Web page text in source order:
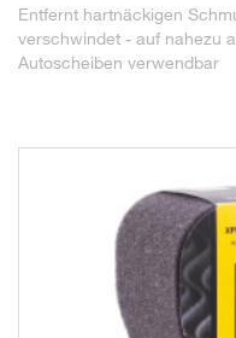
Entfernt hartnäckigen
verschwindet - auf nahezu
Autoscheiben verwendbar